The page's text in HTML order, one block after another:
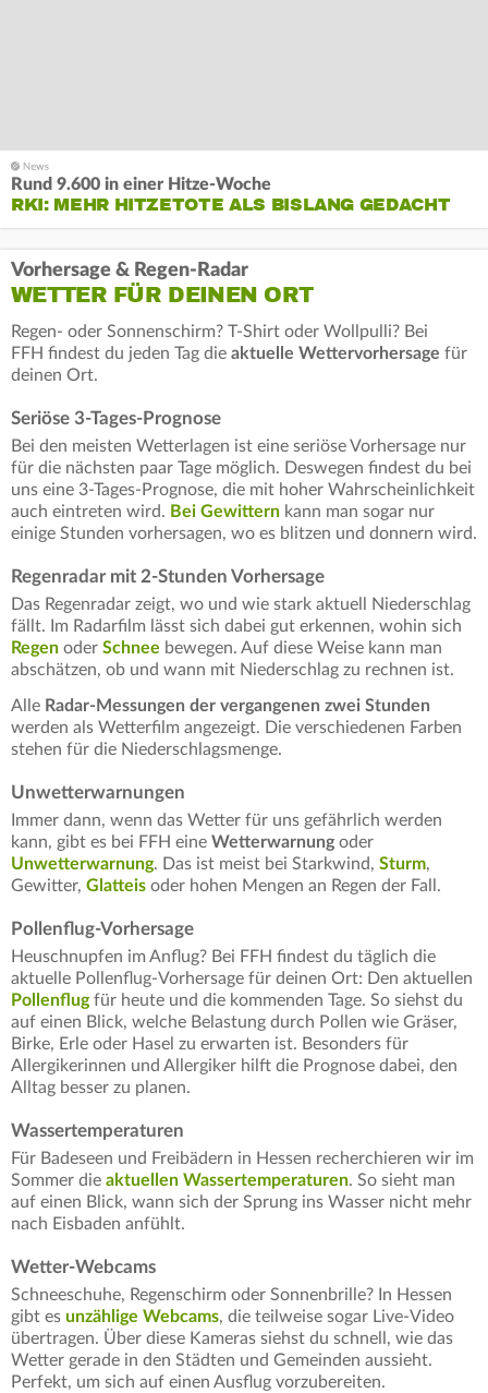
Rund 9.600 in einer Hitze-Woche
RKI: MEHR HITZETOTE ALS BISLANG GEDACHT
Vorhersage & Regen-Radar
WETTER FÜR DEINEN ORT
Regen- oder Sonnenschirm? T-Shirt oder Wollpulli? Bei
FFH findest du jeden Tag die aktuelle Wettervorhersage für
deinen Ort.
Seriöse 3-Tages-Prognose
Bei den meisten Wetterlagen ist eine seriöse Vorhersage nur
für die nächsten paar Tage möglich. Deswegen findest du bei
uns eine 3-Tages-Prognose, die mit hoher Wahrscheinlichkeit
auch eintreten wird. Bei Gewittern kann man sogar nur
einige Stunden vorhersagen, wo es blitzen und donnern wird.
Regenradar mit 2-Stunden Vorhersage
Das Regenradar zeigt, wo und wie stark aktuell Niederschlag
fällt. Im Radarfilm lässt sich dabei gut erkennen, wohin sich
Regen oder Schnee bewegen. Auf diese Weise kann man
abschätzen, ob und wann mit Niederschlag zu rechnen ist.
Alle Radar-Messungen der vergangenen zwei Stunden
werden als Wetterfilm angezeigt. Die verschiedenen Farben
stehen für die Niederschlagsmenge.
Unwetterwarnungen
Immer dann, wenn das Wetter für uns gefährlich werden
kann, gibt es bei FFH eine Wetterwarnung oder
Unwetterwarnung. Das ist meist bei Starkwind, Sturm,
Gewitter, Glatteis oder hohen Mengen an Regen der Fall.
Pollenflug-Vorhersage
Heuschnupfen im Anflug? Bei FFH findest du täglich die
aktuelle Pollenflug-Vorhersage für deinen Ort: Den aktuellen
Pollenflugfür heute und die kommenden Tage. So siehst du
auf einen Blick, welche Belastung durch Pollen wie Gräser,
Birke, Erle oder Hasel zu erwarten ist. Besonders für
Allergikerinnen und Allergiker hilft die Prognose dabei, den
Alltag besser zu planen.
Wassertemperaturen
Für Badeseen und Freibädern in Hessen recherchieren wir im
Sommer die aktuellen Wassertemperaturen. So sieht man
auf einen Blick, wann sich der Sprung ins Wasser nicht mehr
nach Eisbaden anfühlt.
Wetter-Webcams
Schneeschuhe, Regenschirm oder Sonnenbrille? In Hessen
gibt es unzählige Webcams, die teilweise sogar Live-Video
übertragen. Über diese Kameras siehst du schnell, wie das
Wetter gerade in den Städten und Gemeinden aussieht.
Perfekt, um sich auf einen Ausflug vorzubereiten.